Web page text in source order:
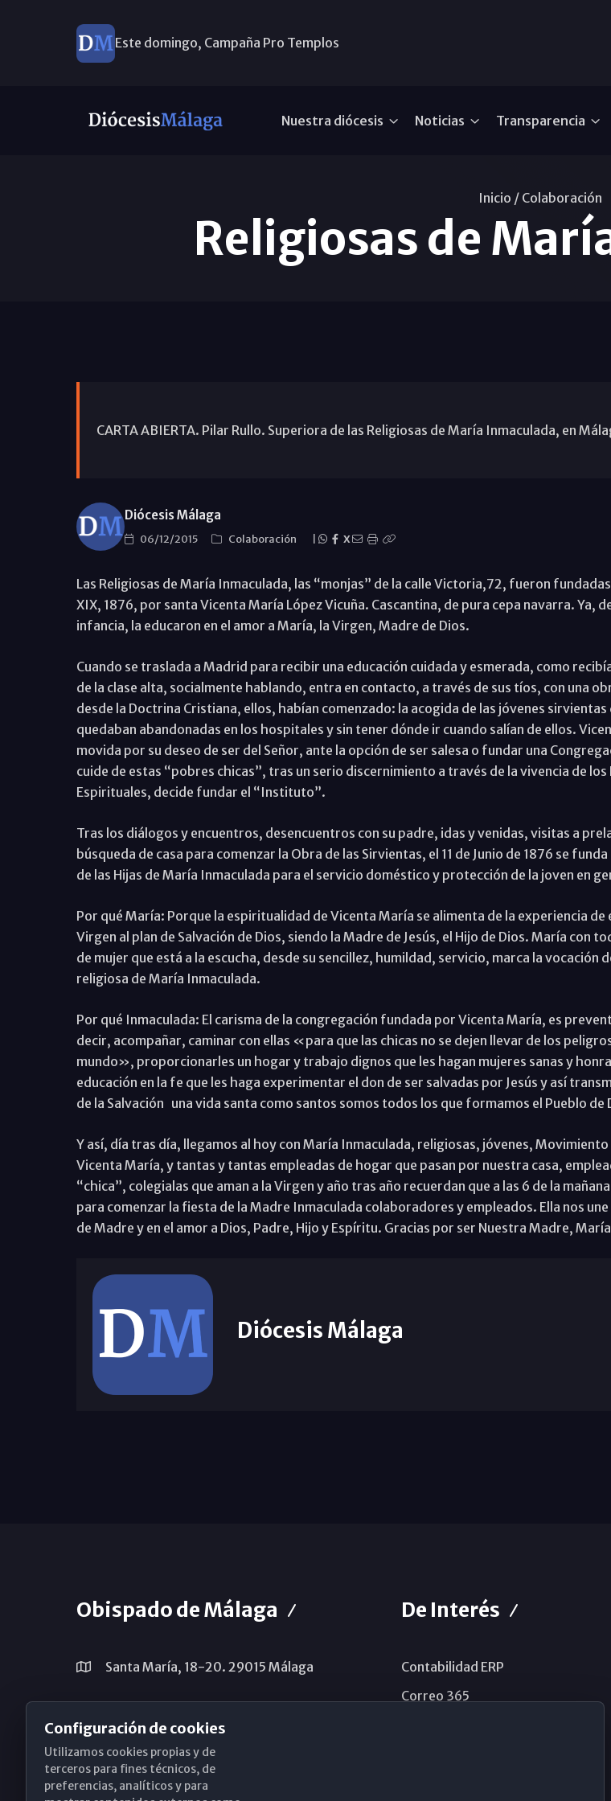
Este domingo, Campaña Pro Templos
Nuestra diócesis Noticias Transparencia
Inicio / Colaboración
Religiosas de
CARTA ABIERTA. Pilar Rullo. Superiora de las Religiosas de María Inmaculada, en
Diócesis Málaga
06/12/2015 Colaboración X
Las Religiosas de María Inmaculada, las “monjas” de la calle Victoria,72, fueron
XIX, 1876, por santa Vicenta María López Vicuña. Cascantina, de pura cepa navarra. Ya,
infancia, la educaron en el amor a María, la Virgen, Madre de Dios.
Cuando se traslada a Madrid para recibir una educación cuidada y esmerada, como
de la clase alta, socialmente hablando, entra en contacto, a través de sus tíos, con una
desde la Doctrina Cristiana, ellos, habían comenzado: la acogida de las jóvenes sirvientas
quedaban abandonadas en los hospitales y sin tener dónde ir cuando salían de ellos.
movida por su deseo de ser del Señor, ante la opción de ser salesa o fundar una
cuide de estas “pobres chicas”, tras un serio discernimiento a través de la vivencia de los
Espirituales, decide fundar el “Instituto”.
Tras los diálogos y encuentros, desencuentros con su padre, idas y venidas, visitas a
búsqueda de casa para comenzar la Obra de las Sirvientas, el 11 de Junio de 1876 se
de las Hijas de María Inmaculada para el servicio doméstico y protección de la joven en
Por qué María: Porque la espiritualidad de Vicenta María se alimenta de la experiencia de
Virgen al plan de Salvación de Dios, siendo la Madre de Jesús, el Hijo de Dios. María con
de mujer que está a la escucha, desde su sencillez, humildad, servicio, marca la vocación
religiosa de María Inmaculada.
Por qué Inmaculada: El carisma de la congregación fundada por Vicenta María, es
decir, acompañar, caminar con ellas «para que las chicas no se dejen llevar de los
mundo», proporcionarles un hogar y trabajo dignos que les hagan mujeres sanas y
educación en la fe que les haga experimentar el don de ser salvadas por Jesús y así
de la Salvación una vida santa como santos somos todos los que formamos el Pueblo de
Y así, día tras día, llegamos al hoy con María Inmaculada, religiosas, jóvenes, Movimiento
Vicenta María, y tantas y tantas empleadas de hogar que pasan por nuestra casa,
“chica”, colegialas que aman a la Virgen y año tras año recuerdan que a las 6 de la
para comenzar la fiesta de la Madre Inmaculada colaboradores y empleados. Ella nos une
de Madre y en el amor a Dios, Padre, Hijo y Espíritu. Gracias por ser Nuestra Madre,
Diócesis Málaga
Obispado de Málaga
Santa María, 18-20. 29015 Málaga
obispado@diocesismalaga.es
De Interés
Contabilidad ERP
Correo 365
Configuración de cookies
Utilizamos cookies propias y de
terceros para fines técnicos, de
preferencias, analíticos y para